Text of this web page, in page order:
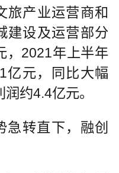
旅产业运营商和
建设及运营部分
，2021年上半年
亿元，同比大幅
约4.4亿元。
急转直下，融创